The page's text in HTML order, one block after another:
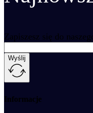
Zapiszesz się do
Wyślij
Informacje